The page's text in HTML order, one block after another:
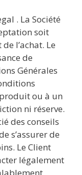
. La Société
soit
l’achat. Le
de
Générales
ou à un
ni réserve.
des conseils
s’assurer de
Le Client
légalement